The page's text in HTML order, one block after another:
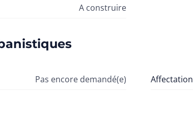
A construire
Pas encore demandé(e) Affectation